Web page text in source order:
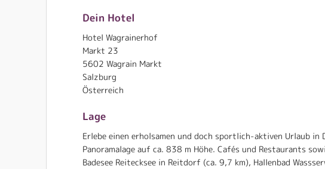
Dein Hotel
Hotel Wagrainerhof
Markt 23
5602 Wagrain Markt
Salzburg
Österreich
Lage
Erlebe einen erholsamen und doch sportlich-aktiven Urlaub
Panoramalage auf ca. 838 m Höhe. Cafés und Restaurants
Badesee Reitecksee in Reitdorf (ca. 9,7 km), Hallenbad